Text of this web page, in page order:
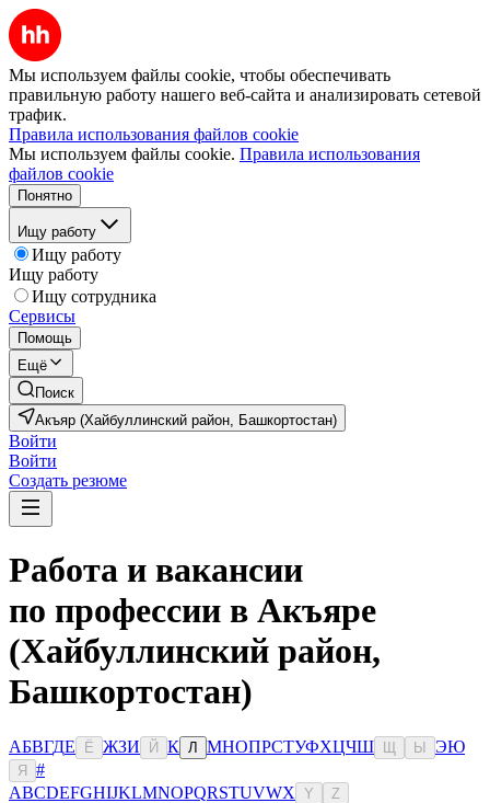
Мы используем файлы cookie, чтобы обеспечивать
правильную работу нашего веб-сайта и анализировать сетевой
трафик.
Правила использования файлов cookie
Мы используем файлы cookie. Правила использования
файлов cookie
Понятно
Ищу работу
Ищу работу
Ищу работу
Ищу сотрудника
Сервисы
Помощь
Ещё
Поиск
Акъяр (Хайбуллинский район, Башкортостан)
Войти
Войти
Создать резюме
Работа и вакансии
по профессии в Акъяре
(Хайбуллинский район,
Башкортостан)
АБВГДЕ Ё ЖЗИ Й К Л МНОПРСТУФХЦЧШ Ы ЭЮ
Я
#
ABCDEFGHIJKLMNOPQRSTUVWX Y Z